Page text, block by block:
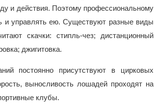
и действия. Поэтому профессиональному
и управлять ею. Существуют разные виды
скачки: стипль-чез; дистанционный
джигитовка.
постоянно присутствуют в цирковых
выносливость лошадей проходят на
клубы.